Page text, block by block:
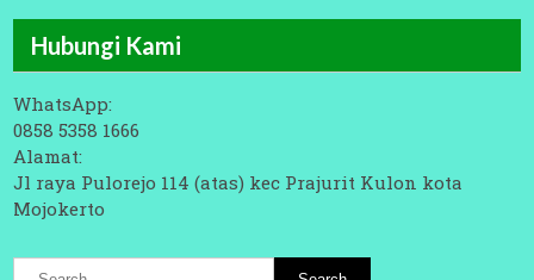
Hubungi Kami
WhatsApp:
0858 5358 1666
Alamat:
Jl raya Pulorejo 114 (atas) kec Prajurit Kulon kota
Mojokerto